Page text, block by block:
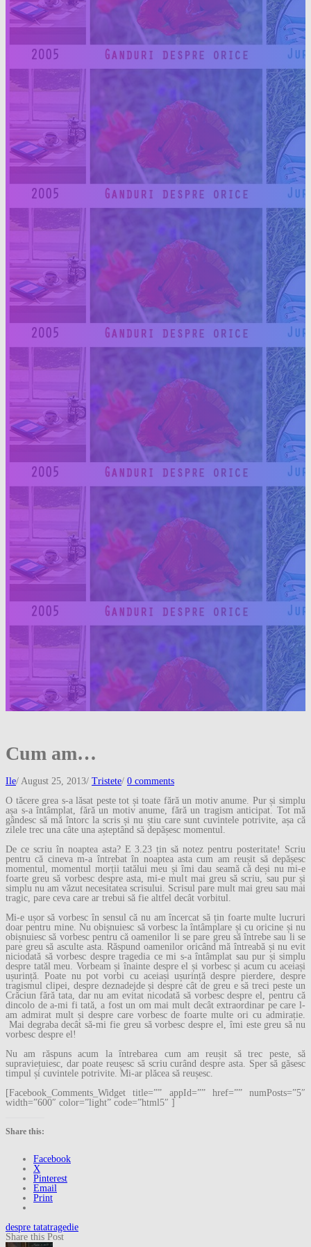
Cum am…
Ile/ August 25, 2013/ Tristete/ 0 comments
O tăcere grea s-a lăsat peste tot și toate fără un motiv anume. Pur și simplu
așa s-a întâmplat, fără un motiv anume, fără un tragism anticipat. Tot mă
gândesc să mă întorc la scris și nu știu care sunt cuvintele potrivite, așa că
zilele trec una câte una așteptând să depășesc momentul.
De ce scriu în noaptea asta? E 3.23 țin să notez pentru posteritate! Scriu
pentru că cineva m-a întrebat în noaptea asta cum am reușit să depășesc
momentul, momentul morții tatălui meu și îmi dau seamă că deși nu mi-e
foarte greu să vorbesc despre asta, mi-e mult mai greu să scriu, sau pur și
simplu nu am văzut necesitatea scrisului. Scrisul pare mult mai greu sau mai
tragic, pare ceva care ar trebui să fie altfel decât vorbitul.
Mi-e ușor să vorbesc în sensul că nu am încercat să țin foarte multe lucruri
doar pentru mine. Nu obișnuiesc să vorbesc la întâmplare și cu oricine și nu
obișnuiesc să vorbesc pentru că oamenilor li se pare greu să întrebe sau li se
pare greu să asculte asta. Răspund oamenilor oricând mă întreabă și nu evit
niciodată să vorbesc despre tragedia ce mi s-a întâmplat sau pur și simplu
despre tatăl meu. Vorbeam și înainte despre el și vorbesc și acum cu aceiași
ușurință. Poate nu pot vorbi cu aceiași ușurință despre pierdere, despre
tragismul clipei, despre deznadejde și despre cât de greu e să treci peste un
Crăciun fără tata, dar nu am evitat nicodată să vorbesc despre el, pentru că
dincolo de a-mi fi tată, a fost un om mai mult decât extraordinar pe care l-
am admirat mult și despre care vorbesc de foarte multe ori cu admirație.
Mai degraba decât să-mi fie greu să vorbesc despre el, îmi este greu să nu
vorbesc despre el!
Nu am răspuns acum la întrebarea cum am reușit să trec peste, să
supraviețuiesc, dar poate reușesc să scriu curând despre asta. Sper să găsesc
timpul și cuvintele potrivite. Mi-ar plăcea să reușesc.
[Facebook_Comments_Widget title=”” appId=”” href=”” numPosts=”5″
width=”600″ color=”light” code=”html5″ ]
Share this:
Facebook
X
Pinterest
Email
Print
despre tatatragedie
Share this Post